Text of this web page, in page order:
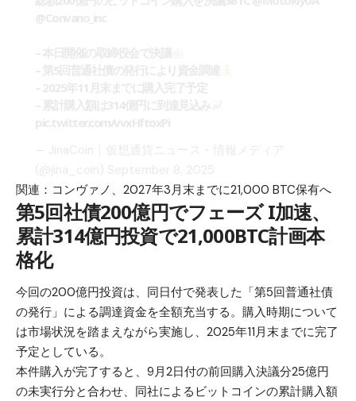
関連： コンヴァノ、2027年3月末までに21,000 BTC保有へ
第5回社債200億円でフェーズ I加速、
累計314億円投資で21,000BTC計画本
格化
今回の200億円投資は、同日付で発表した「第5回普通社債
の発行」による調達資金を全額充当する。購入時期について
は市場状況を踏まえながら実施し、2025年11月末までに完了
予定としている。
本件購入が完了すると、9月2日付の前回購入決議分25億円
の未実行分と合わせ、同社によるビットコインの累計購入額